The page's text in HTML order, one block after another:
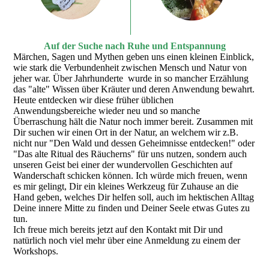
Auf der Suche nach Ruhe und Entspannung
Märchen, Sagen und Mythen geben uns einen kleinen Einblick,
wie stark die Verbundenheit zwischen Mensch und Natur von
jeher war. Über Jahrhunderte wurde in so mancher Erzählung
das "alte" Wissen über Kräuter und deren Anwendung bewahrt.
Heute entdecken wir diese früher üblichen
Anwendungsbereiche wieder neu und so manche
Überraschung hält die Natur noch immer bereit. Zusammen mit
Dir suchen wir einen Ort in der Natur, an welchem wir z.B.
nicht nur "Den Wald und dessen Geheimnisse entdecken!" oder
"Das alte Ritual des Räucherns" für uns nutzen, sondern auch
unseren Geist bei einer der wundervollen Geschichten auf
Wanderschaft schicken können. Ich würde mich freuen, wenn
es mir gelingt, Dir ein kleines Werkzeug für Zuhause an die
Hand geben, welches Dir helfen soll, auch im hektischen Alltag
Deine innere Mitte zu finden und Deiner Seele etwas Gutes zu
tun.
Ich freue mich bereits jetzt auf den Kontakt mit Dir und
natürlich noch viel mehr über eine Anmeldung zu einem der
Workshops.